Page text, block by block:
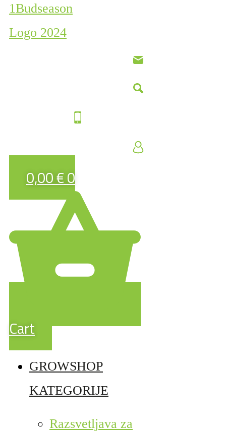
0,00€0
Cart
GROWSHOP
KATEGORIJE
Razsvetljava za